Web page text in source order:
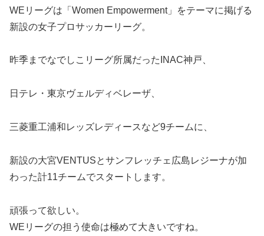
WEリーグは「Women Empowerment」をテーマに掲げる
新設の女子プロサッカーリーグ。
昨季までなでしこリーグ所属だったINAC神戸、
日テレ・東京ヴェルディベレーザ、
三菱重工浦和レッズレディースなど9チームに、
新設の大宮VENTUSとサンフレッチェ広島レジーナが加
わった計11チームでスタートします。
頑張って欲しい。
WEリーグの担う使命は極めて大きいですね。